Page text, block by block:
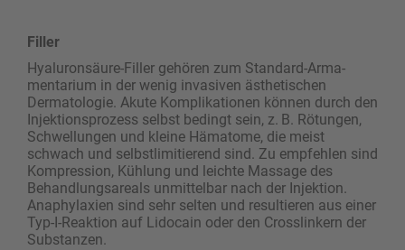
Filler
Hyaluronsäure-Filler gehören zum Standard-Arma­
mentarium in der wenig invasiven ästhetischen
Dermatologie. Akute Komplikationen können durch den
Injektionsprozess selbst bedingt sein, z. B. Rötungen,
Schwellungen und kleine Hämatome, die meist
schwach und selbstlimitierend sind. Zu empfehlen sind
Kompression, Kühlung und leichte Massage des
Behandlungsareals unmittelbar nach der Injektion.
Anaphylaxien sind sehr selten und resultieren aus einer
Typ-I-Reaktion auf Lidocain oder den Crosslinkern der
Substanzen.